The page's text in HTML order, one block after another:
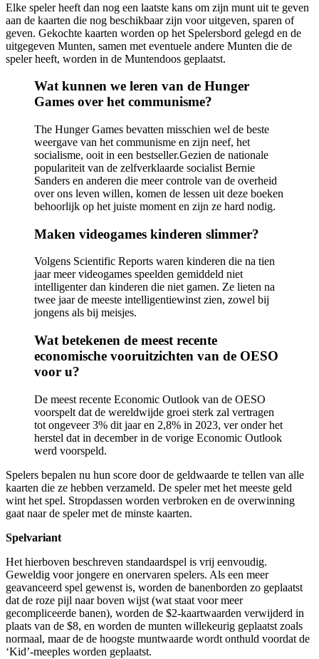
Elke speler heeft dan nog een laatste kans om zijn munt uit te geven
aan de kaarten die nog beschikbaar zijn voor uitgeven, sparen of
geven. Gekochte kaarten worden op het Spelersbord gelegd en de
uitgegeven Munten, samen met eventuele andere Munten die de
speler heeft, worden in de Muntendoos geplaatst.
Wat kunnen we leren van de Hunger
Games over het communisme?
The Hunger Games bevatten misschien wel de beste
weergave van het communisme en zijn neef, het
socialisme, ooit in een bestseller.Gezien de nationale
populariteit van de zelfverklaarde socialist Bernie
Sanders en anderen die meer controle van de overheid
over ons leven willen, komen de lessen uit deze boeken
behoorlijk op het juiste moment en zijn ze hard nodig.
Maken videogames kinderen slimmer?
Volgens Scientific Reports waren kinderen die na tien
jaar meer videogames speelden gemiddeld niet
intelligenter dan kinderen die niet gamen. Ze lieten na
twee jaar de meeste intelligentiewinst zien, zowel bij
jongens als bij meisjes.
Wat betekenen de meest recente
economische vooruitzichten van de OESO
voor u?
De meest recente Economic Outlook van de OESO
voorspelt dat de wereldwijde groei sterk zal vertragen
tot ongeveer 3% dit jaar en 2,8% in 2023, ver onder het
herstel dat in december in de vorige Economic Outlook
werd voorspeld.
Spelers bepalen nu hun score door de geldwaarde te tellen van alle
kaarten die ze hebben verzameld. De speler met het meeste geld
wint het spel. Stropdassen worden verbroken en de overwinning
gaat naar de speler met de minste kaarten.
Spelvariant
Het hierboven beschreven standaardspel is vrij eenvoudig.
Geweldig voor jongere en onervaren spelers. Als een meer
geavanceerd spel gewenst is, worden de banenborden zo geplaatst
dat de roze pijl naar boven wijst (wat staat voor meer
gecompliceerde banen), worden de $2-kaartwaarden verwijderd in
plaats van de $8, en worden de munten willekeurig geplaatst zoals
normaal, maar de de hoogste muntwaarde wordt onthuld voordat de
‘Kid’-meeples worden geplaatst.